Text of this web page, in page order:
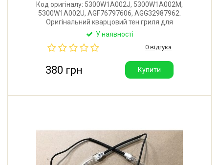
Код оригіналу: 5300W1A002J, 5300W1A002M,
5300W1A002U, AGF76797606, AGG32987962.
Оригінальний кварцовий тен гриля для
мікрохвильової печі LG. Потужність: 525W. Загальна
У наявності
0 відгука
380 грн Купити